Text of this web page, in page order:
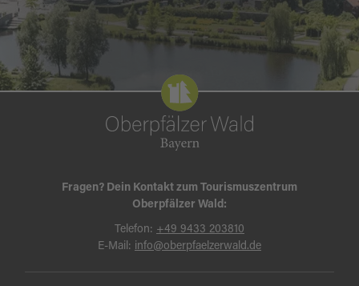
Fragen? Dein Kontakt zum Tourismuszentrum
Oberpfälzer Wald:
Telefon: +49 9433 203810
E-Mail: info@oberpfaelzerwald.de